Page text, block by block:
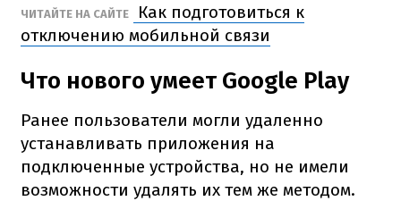
ЧИТАЙТЕ НА САЙТЕ
Как подготовиться к
отключению мобильной связи
Что нового умеет Google Play
Ранее пользователи могли удаленно
устанавливать приложения на
подключенные устройства, но не имели
возможности удалять их тем же методом.